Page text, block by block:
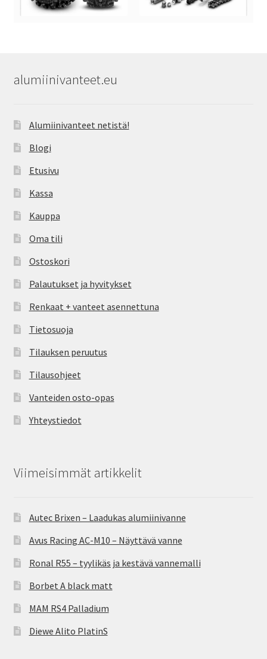
alumiinivanteet.eu
Alumiinivanteet netistä!
Blogi
Etusivu
Kassa
Kauppa
Oma tili
Ostoskori
Palautukset ja hyvitykset
Renkaat + vanteet asennettuna
Tietosuoja
Tilauksen peruutus
Tilausohjeet
Vanteiden osto-opas
Yhteystiedot
Viimeisimmät artikkelit
Autec Brixen – Laadukas alumiinivanne
Avus Racing AC-M10 – Näyttävä vanne
Ronal R55 – tyylikäs ja kestävä vannemalli
Borbet A black matt
MAM RS4 Palladium
Diewe Alito PlatinS